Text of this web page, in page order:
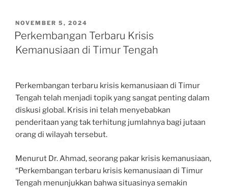
POSTED
ON
NOVEMBER 5, 2024
Perkembangan Terbaru Krisis
Kemanusiaan di Timur Tengah
Perkembangan terbaru krisis kemanusiaan di Timur
Tengah telah menjadi topik yang sangat penting dalam
diskusi global. Krisis ini telah menyebabkan
penderitaan yang tak terhitung jumlahnya bagi jutaan
orang di wilayah tersebut.
Menurut Dr. Ahmad, seorang pakar krisis kemanusiaan,
“Perkembangan terbaru krisis kemanusiaan di Timur
Tengah menunjukkan bahwa situasinya semakin